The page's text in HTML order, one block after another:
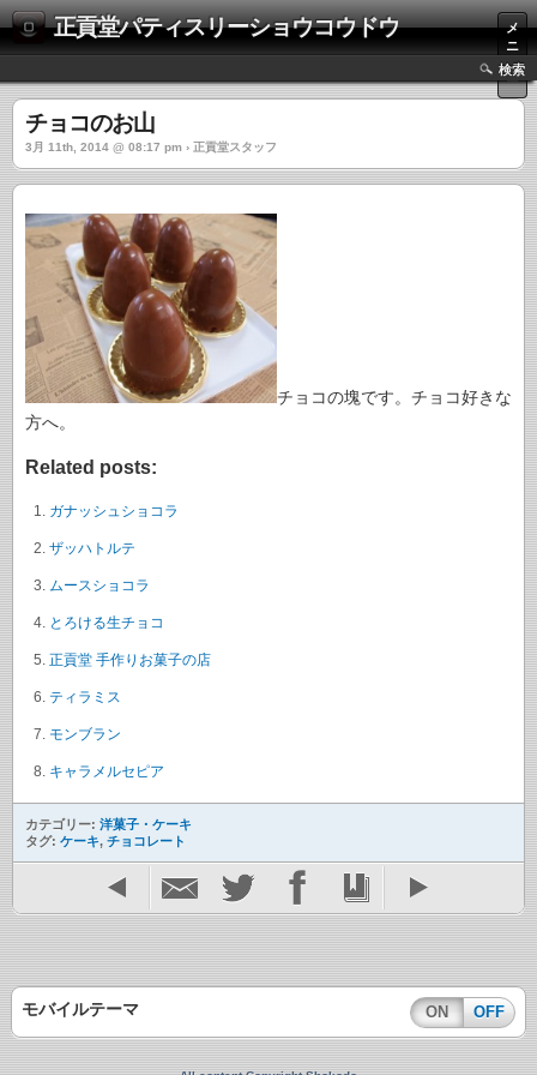
正貢堂パティスリーショウコウドウ
メ
ニ
ュ
ー
検索
チョコのお山
3月 11th, 2014 @ 08:17 pm › 正貢堂スタッフ
チョコの塊です。チョコ好きな
方へ。
Related posts:
ガナッシュショコラ
ザッハトルテ
ムースショコラ
とろける生チョコ
正貢堂 手作りお菓子の店
ティラミス
モンブラン
キャラメルセピア
カテゴリー: 洋菓子・ケーキ
タグ: ケーキ, チョコレート
モバイルテーマ ON OFF